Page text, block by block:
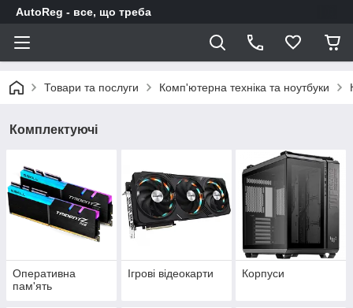
AutoReg - все, що треба
Товари та послуги Комп'ютерна техніка та ноутбуки
Комплектуючі
Оперативна
пам'ять
Ігрові відеокарти Корпуси